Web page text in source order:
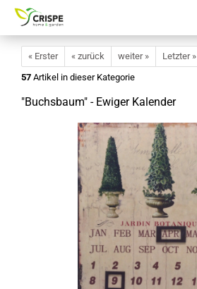
« Erster « zurück weiter »
Letzter »
57 Artikel in dieser Kategorie
"Buchsbaum" - Ewiger Kalender